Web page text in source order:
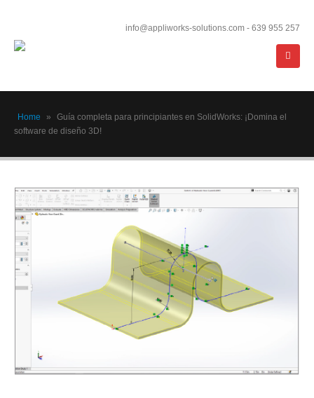
info@appliworks-solutions.com - 639 955 257
Home »
Guía completa para principiantes en SolidWorks: ¡Domina el
software de diseño 3D!